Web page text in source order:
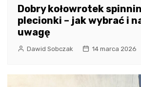
Dobry kołowrotek
plecionki – jak wybrać i
uwagę
Dawid Sobczak 14 marca 2026